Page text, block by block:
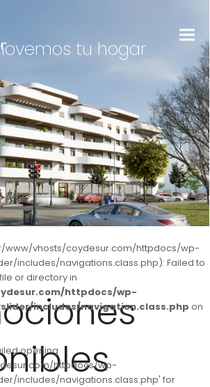
tu hogar
www/vhosts/coydesur.com/httpdocs/wp-
includes/navigations.class.php): Failed to
or directory in
httpdocs/wp-
includes/navigation.class.php on
opening
httpdocs/wp-
includes/navigations.class.php' for